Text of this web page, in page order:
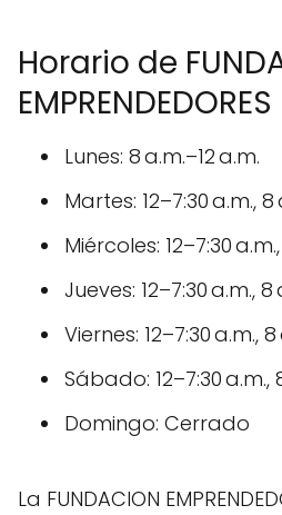
Horario de
EMPRENDEDORES
Lunes: 8 a.m.–12 a.m.
Martes: 12–7:30 a.m., 8
Miércoles: 12–7:30
Jueves: 12–7:30 a.m., 8
Viernes: 12–7:30 a.m.,
Sábado: 12–7:30 a.m.,
Domingo: Cerrado
La FUNDACION